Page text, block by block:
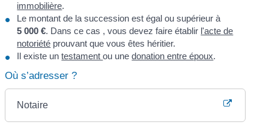
immobilière.
Le montant de la succession est égal ou supérieur à
5 000 €. Dans ce cas , vous devez faire établir l'acte de
notoriété prouvant que vous êtes héritier.
Il existe untestamentou unedonation entre époux.
Où s’adresser ?
Notaire